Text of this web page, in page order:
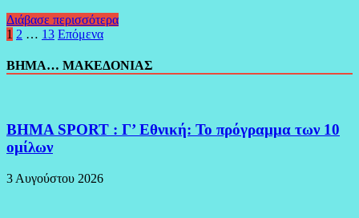
ΕΠΙΚΑΙΡΟΤΗΤΑ
:
και
ανακαινίζονται
Διάβασε περισσότερα
Σελιδοποίηση
άρθρων
1 2 … 13 Επόμενα
ΒΗΜΑ… ΜΑΚΕΔΟΝΙΑΣ
BHMA SPORT : Γ’ Εθνική: Το πρόγραμμα των 10
ομίλων
3 Αυγούστου 2026